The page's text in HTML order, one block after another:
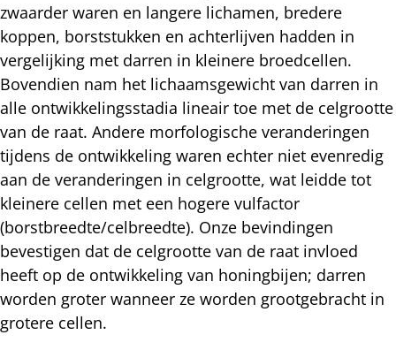
zwaarder waren en langere lichamen, bredere
koppen, borststukken en achterlijven hadden in
vergelijking met darren in kleinere broedcellen.
Bovendien nam het lichaamsgewicht van darren in
alle ontwikkelingsstadia lineair toe met de celgrootte
van de raat. Andere morfologische veranderingen
tijdens de ontwikkeling waren echter niet evenredig
aan de veranderingen in celgrootte, wat leidde tot
kleinere cellen met een hogere vulfactor
(borstbreedte/celbreedte). Onze bevindingen
bevestigen dat de celgrootte van de raat invloed
heeft op de ontwikkeling van honingbijen; darren
worden groter wanneer ze worden grootgebracht in
grotere cellen.